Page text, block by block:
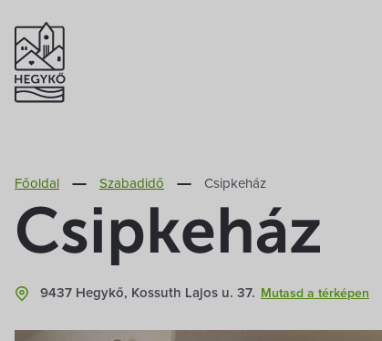
Főoldal Szabadidő Csipkeház
Csipkeház
9437 Hegykő, Kossuth Lajos u. 37. Mutasd a térképen